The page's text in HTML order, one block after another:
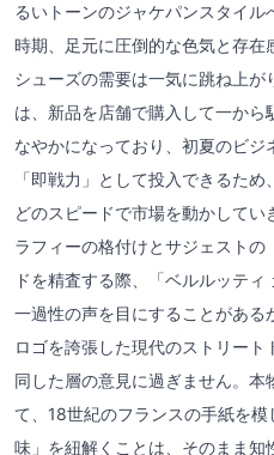
るいトーンのジャケパンスタイ
時期、足元に圧倒的な色気と存在
シューズの需要は一気に跳ね上
は、新品を店舗で購入して一か
なやかになっており、初夏のビ
「即戦力」として投入できるた
どのスピードで市場を動かして
ラフィーの格付けとサジェスト
ドを精査する際、「ベルルッテ
一過性の声を目にすることがあ
ロゴを誇張した現代のストリー
同した層の意見に過ぎません。本
て、18世紀のフランスの手紙を
味」を紐解くことは、そのまま知